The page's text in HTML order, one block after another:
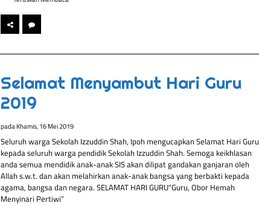
Selamat Menyambut Hari Guru
2019
padaKhamis, 16 Mei 2019
Seluruh warga Sekolah Izzuddin Shah, Ipoh mengucapkan Selamat Hari Guru
kepada seluruh warga pendidik Sekolah Izzuddin Shah. Semoga keikhlasan
anda semua mendidik anak-anak SIS akan dilipat gandakan ganjaran oleh
Allah s.w.t. dan akan melahirkan anak-anak bangsa yang berbakti kepada
agama, bangsa dan negara. SELAMAT HARI GURU“Guru, Obor Hemah
Menyinari Pertiwi”